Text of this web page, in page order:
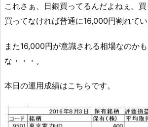
これさぁ、日銀買ってるんだよねぇ。買
買ってなければ普通に16,000円割れて
また16,000円が意識される相場なのか
な・・・。
本日の運用成績はこちらです。